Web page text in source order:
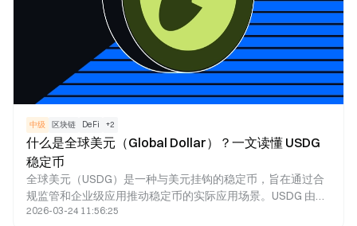
中级 区块链 DeFi +2
什么是全球美元（Global Dollar）？一文读懂 USDG
稳定币
全球美元（USDG）是一种与美元挂钩的稳定币，旨在通过合
规监管和企业级应用推动稳定币的实际应用场景。USDG 由
Paxos Dollar Singapore Ltd 发行，受新加坡金融管理局
2026-03-24 11:56:25